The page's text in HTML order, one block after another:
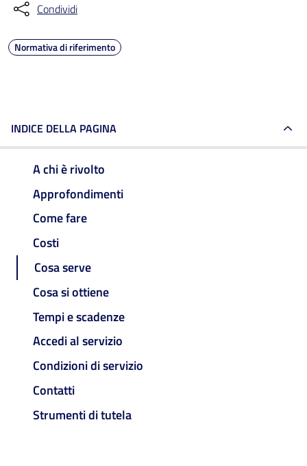
Condividi
Normativa di riferimento
INDICE DELLA PAGINA
A chi è rivolto
Approfondimenti
Come fare
Costi
Cosa serve
Cosa si ottiene
Tempi e scadenze
Accedi al servizio
Condizioni di servizio
Contatti
Strumenti di tutela